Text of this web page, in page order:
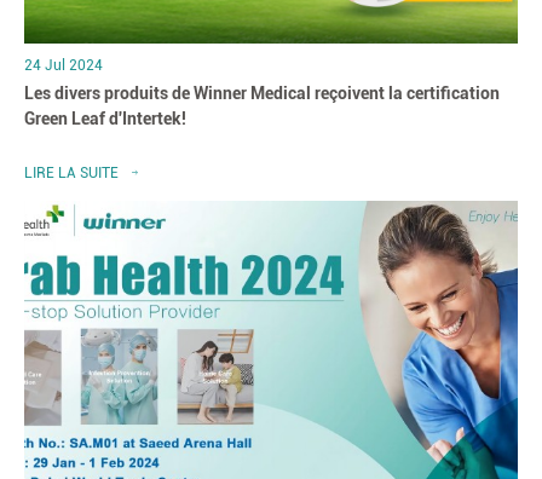
24 Jul 2024
Les divers produits de Winner Medical reçoivent la certification
Green Leaf d'Intertek!
LIRE LA SUITE